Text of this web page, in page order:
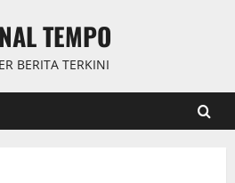
TEMPO
BERITA TERKINI